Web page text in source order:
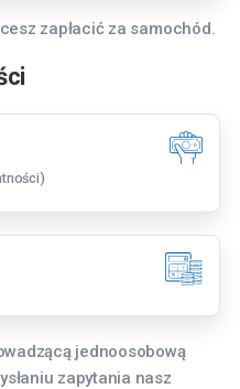
zapłacić za samochód.
jednoosobową
zapytania nasz
Wrocławskie
Bydgoszcz